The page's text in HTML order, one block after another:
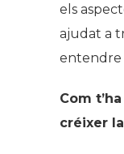
els
ajudat a
entendre
Com
créixer